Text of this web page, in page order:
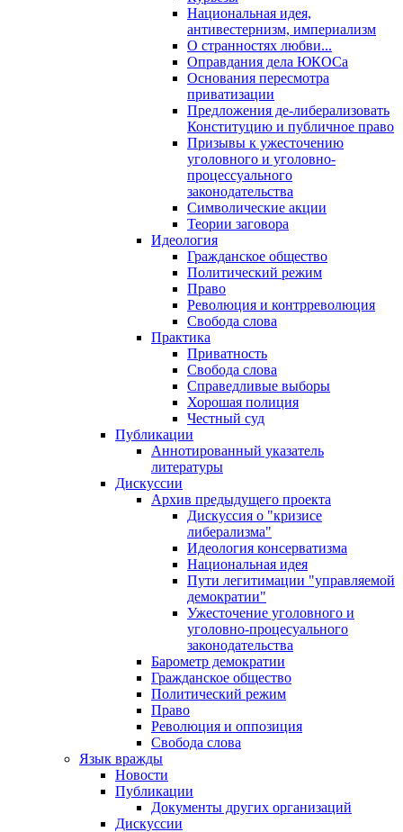
Национальная идея,
антивестернизм, империализм
О странностях любви...
Оправдания дела ЮКОСа
Основания пересмотра
приватизации
Предложения де-либерализовать
Конституцию и публичное право
Призывы к ужесточению
уголовного и уголовно-
процессуального
законодательства
Символические акции
Теории заговора
Идеология
Гражданское общество
Политический режим
Право
Революция и контрреволюция
Свобода слова
Практика
Приватность
Свобода слова
Справедливые выборы
Хорошая полиция
Честный суд
Публикации
Аннотированный указатель
литературы
Дискуссии
Архив предыдущего проекта
Дискуссия о "кризисе
либерализма"
Идеология консерватизма
Национальная идея
Пути легитимации "управляемой
демократии"
Ужесточение уголовного и
уголовно-процесуального
законодательства
Барометр демократии
Гражданское общество
Политический режим
Право
Революция и оппозиция
Свобода слова
Язык вражды
Новости
Публикации
Документы других организаций
Дискуссии